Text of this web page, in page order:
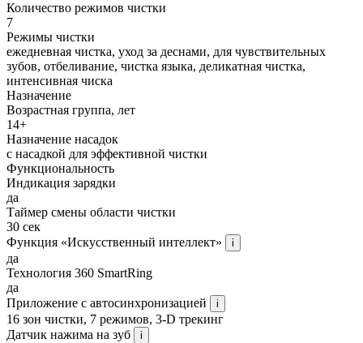
Количество режимов чистки
7
Режимы чистки
ежедневная чистка, уход за деснами, для чувствительных
зубов, отбеливание, чистка языка, деликатная чистка,
интенсивная чиска
Назначение
Возрастная группа, лет
14+
Назначение насадок
с насадкой для эффективной чистки
Функциональность
Индикация зарядки
да
Таймер смены области чистки
30 сек
Функция «Искусственный интеллект»
i
да
Технология 360 SmartRing
да
Приложение с автосинхронизацией
i
16 зон чистки, 7 режимов, 3-D трекинг
Датчик нажима на зуб
i